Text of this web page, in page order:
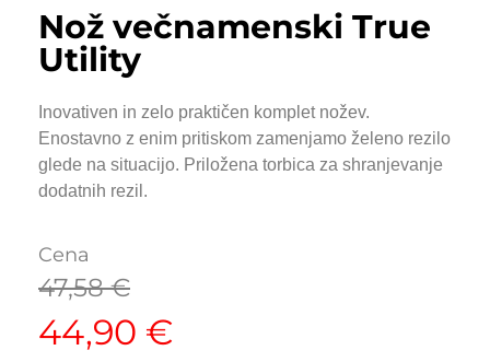
Nož večnamenski True
Utility
Inovativen in zelo praktičen komplet nožev.
Enostavno z enim pritiskom zamenjamo želeno rezilo
glede na situacijo. Priložena torbica za shranjevanje
dodatnih rezil.
Cena
47,58€
44,90 €